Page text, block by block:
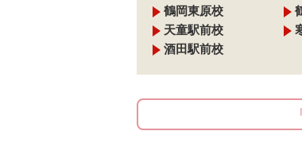
鶴岡東原校
天童駅前校
酒田駅前校